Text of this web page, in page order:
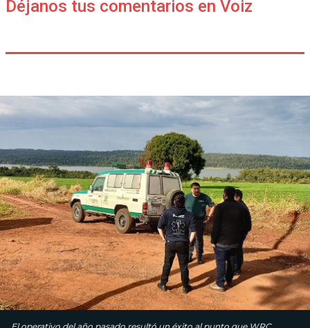
Déjanos tus comentarios en Voiz